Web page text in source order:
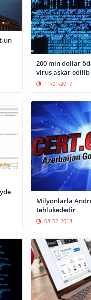
un
200 min dollar
virus aşkar edilib
11-01-2017
Milyonlarla
təhlükədədir
08-02-2018